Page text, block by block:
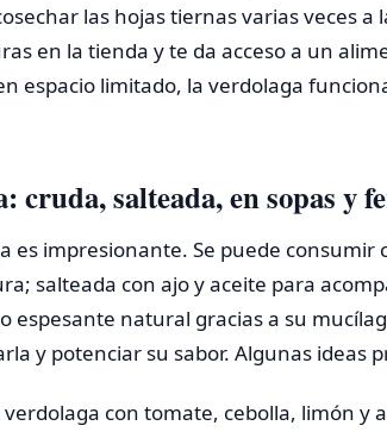
las hojas tiernas varias veces a
en la tienda y te da acceso a un
espacio limitado, la verdolaga
salteada, en sopas y
es impresionante. Se puede consumir
salteada con ajo y aceite para
espesante natural gracias a su
y potenciar su sabor. Algunas ideas
con tomate, cebolla, limón y